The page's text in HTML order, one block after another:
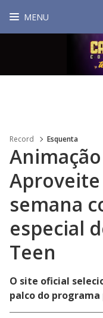
MENU
Record Esquenta
semana
especial
Teen
O site oficial
palco do